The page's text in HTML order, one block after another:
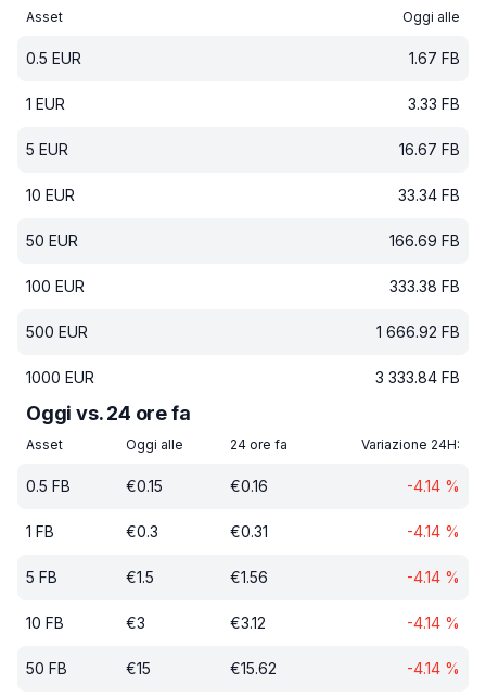
Asset Oggi alle
0.5 EUR 1.67 FB
1 EUR 3.33 FB
5 EUR 16.67 FB
10 EUR 33.34 FB
50 EUR 166.69 FB
100 EUR 333.38 FB
500 EUR 1 666.92 FB
1000 EUR 3 333.84 FB
Oggi vs. 24 ore fa
Asset Oggi alle 24 ore fa Variazione 24H:
0.5 FB €0.15 €0.16 -4.14 %
1 FB €0.3 €0.31 -4.14 %
5 FB €1.5 €1.56 -4.14 %
10 FB €3 €3.12 -4.14 %
50 FB €15 €15.62 -4.14 %